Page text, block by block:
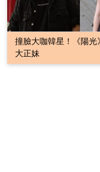
撞臉大咖韓星！《陽光
大正妹